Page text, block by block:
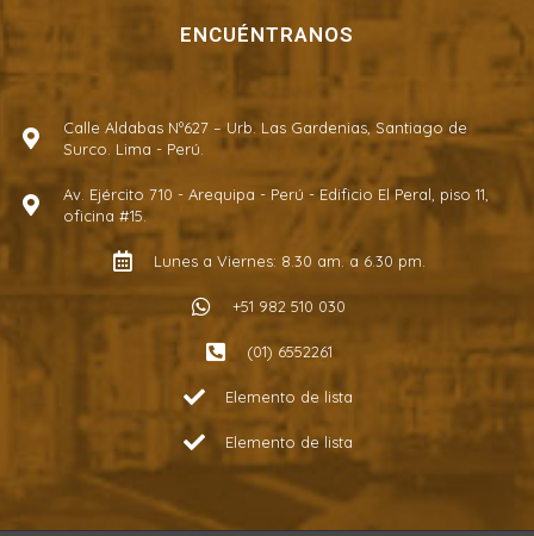
ENCUÉNTRANOS
Calle Aldabas Nº627 – Urb. Las Gardenias, Santiago de
Surco. Lima - Perú.
Av. Ejército 710 - Arequipa - Perú - Edificio El Peral, piso 11,
oficina #15.
Lunes a Viernes: 8.30 am. a 6.30 pm.
+51 982 510 030
(01) 6552261
Elemento de lista
Elemento de lista